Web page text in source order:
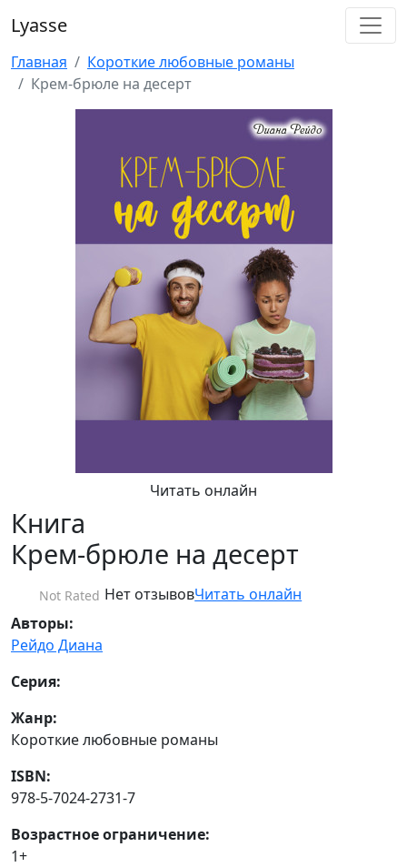
Lyasse
Главная
Короткие любовные романы
Крем-брюле на десерт
Читать онлайн
Книга
Крем-брюле на десерт
Not Rated Нет отзывовЧитать онлайн
Авторы:
Рейдо Диана
Серия:
Жанр:
Короткие любовные романы
ISBN:
978-5-7024-2731-7
Возрастное ограничение:
1+